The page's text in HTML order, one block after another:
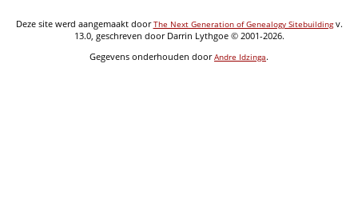
Deze site werd aangemaakt doorThe Next Generation of Genealogy Sitebuildingv.
13.0, geschreven door Darrin Lythgoe © 2001-2026.
Gegevens onderhouden doorAndre Idzinga.